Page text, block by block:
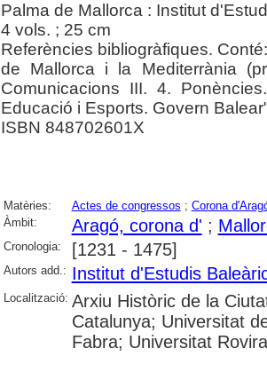
Palma de Mallorca : Institut
4 vols. ; 25 cm
Referències bibliogràfiques.
de Mallorca i la Mediterrània
Comunicacions III. 4.
Educació i Esports. Govern
ISBN 848702601X
Matèries: Actes de congressos ; Corona
Àmbit:
Aragó, corona d' ;
Cronologia: [1231 - 1475]
Autors add.: Institut d'Estudis
Localització: Arxiu Històric de la
Catalunya; Universitat
Fabra; Universitat